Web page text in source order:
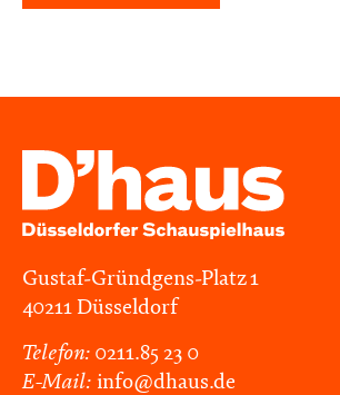
Gustaf-Gründgens-Platz 1
40211 Düsseldorf
Telefon: 0211.85 23 0
E-Mail: info@dhaus.de